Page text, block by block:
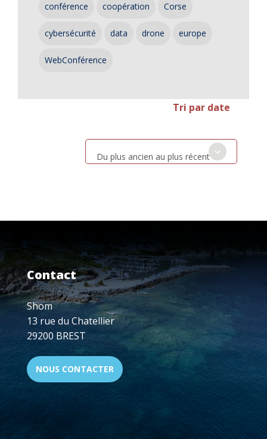
conférence coopération Corse
cybersécurité data drone europe
WebConférence
Tri par date
Du plus ancien au plus récent
Contact
Shom
13 rue du Chatellier
29200 BREST
NOUS CONTACTER